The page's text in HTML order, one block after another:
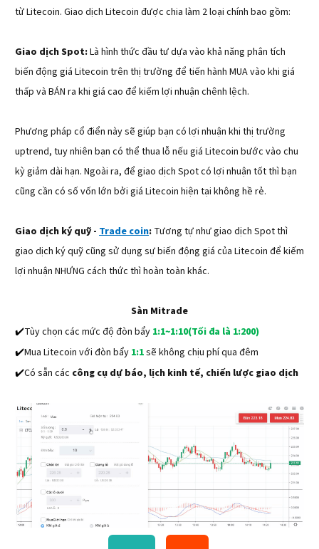
từ Litecoin. Giao dịch Litecoin được chia làm 2 loại chính bao gồm:
Giao dịch Spot:Là hình thức đầu tư dựa vào khả năng phân tích
biến động giá Litecoin trên thị trường để tiến hành MUA vào khi giá
thấp và BÁN ra khi giá cao để kiếm lợi nhuận chênh lệch.
Phương pháp cổ điển này sẽ giúp bạn có lợi nhuận khi thị trường
uptrend, tuy nhiên bạn có thể thua lỗ nếu giá Litecoin bước vào chu
kỳ giảm dài hạn. Ngoài ra, để giao dịch Spot có lợi nhuận tốt thì bạn
cũng cần có số vốn lớn bởi giá Litecoin hiện tại không hề rẻ.
Giao dịch ký quỹ - Trade coin: Tương tự như giao dịch Spot thì
giao dịch ký quỹ cũng sử dụng sự biến động giá của Litecoin để kiếm
lợi nhuận NHƯNG cách thức thì hoàn toàn khác.
Sàn Mitrade
✔️Tùy chọn các mức độ đòn bẩy 1:1~1:10(Tối đa là 1:200)
✔️Mua Litecoin với đòn bẩy 1:1sẽ không chịu phí qua đêm
✔️Có sẵn các công cụ dự báo, lịch kinh tế, chiến lược giao dịch